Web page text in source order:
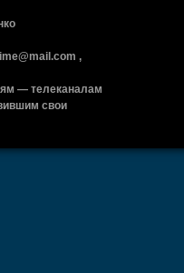
,
— телеканалам
свои